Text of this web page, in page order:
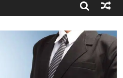
éducative comme moteur de
solutions logistiques au service